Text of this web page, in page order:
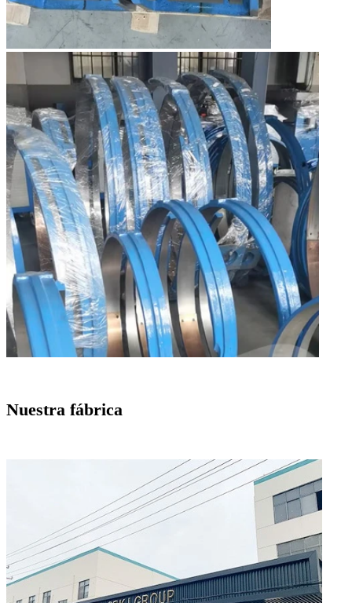
Nuestra fábrica